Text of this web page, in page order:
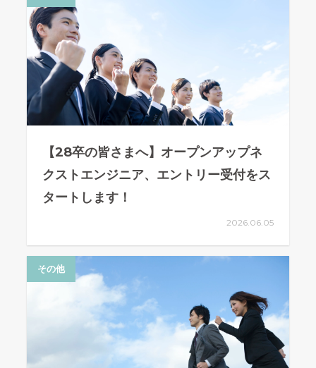
【28卒の皆さまへ】オープンアップネ
クストエンジニア、エントリー受付をス
タートします！
2026.06.05
その他